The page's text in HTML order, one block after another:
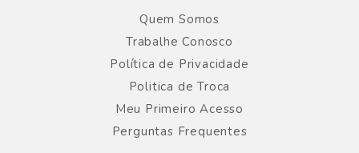
Quem Somos
Trabalhe Conosco
Política de Privacidade
Politica de Troca
Meu Primeiro Acesso
Perguntas Frequentes